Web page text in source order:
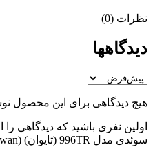
نظرات (0)
دیدگاهها
هیچ دیدگاهی برای این محصول
اولین نفری باشید که دیدگاهی
سوئدی مدل 996TR (تایوان) 996TR Push-Up Bar (Taiwan)”